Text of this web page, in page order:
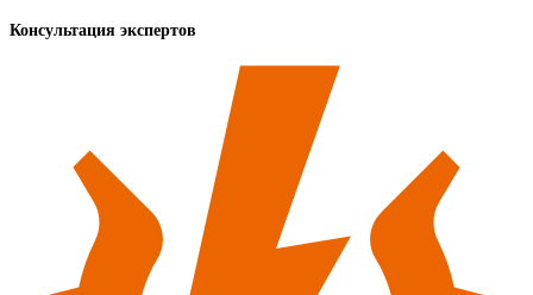
Консультация экспертов